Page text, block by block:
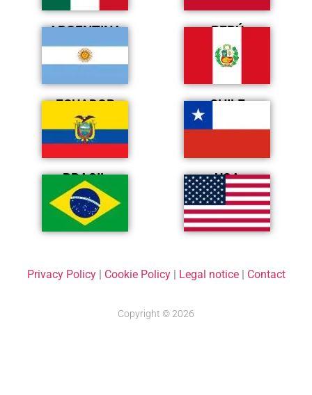
ARGENTINA PERÚ
ECUADOR CHILE
BRASIL USA
Privacy Policy| Cookie Policy| Legal notice| Contact
Copyright © 2026